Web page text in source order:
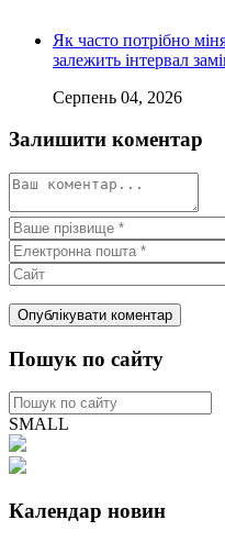
Як часто потрібно
залежить інтервал
Серпень 04, 2026
Залишити коментар
Пошук по сайту
SMALL
Календар новин